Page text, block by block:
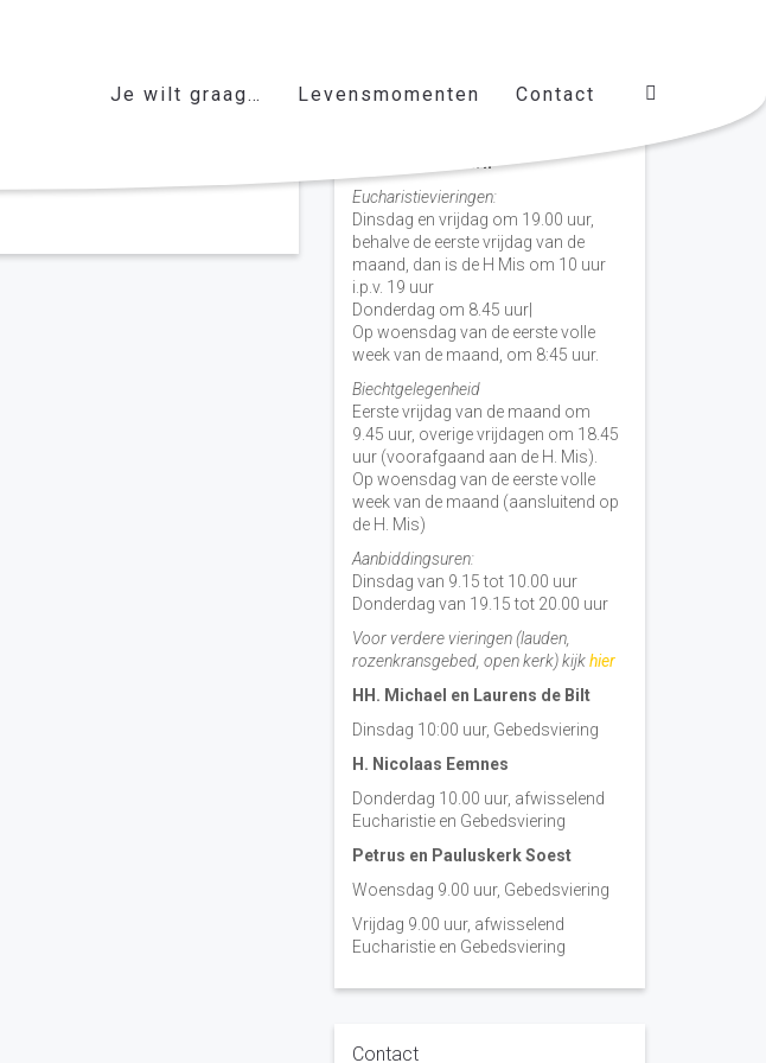
Je wilt graag… Levensmomenten Contact
Vieringen door de week
H. Nicolaas Baarn
Eucharistievieringen:
Dinsdag en vrijdag om 19.00 uur,
behalve de eerste vrijdag van de
maand, dan is de H Mis om 10 uur
i.p.v. 19 uur
Donderdag om 8.45 uur|
Op woensdag van de eerste volle
week van de maand, om 8:45 uur.
Biechtgelegenheid
Eerste vrijdag van de maand om
9.45 uur, overige vrijdagen om 18.45
uur (voorafgaand aan de H. Mis).
Op woensdag van de eerste volle
week van de maand (aansluitend op
de H. Mis)
Aanbiddingsuren:
Dinsdag van 9.15 tot 10.00 uur
Donderdag van 19.15 tot 20.00 uur
Voor verdere vieringen (lauden,
rozenkransgebed, open kerk) kijkhier
HH. Michael en Laurens de Bilt
Dinsdag 10:00 uur, Gebedsviering
H. Nicolaas Eemnes
Donderdag 10.00 uur, afwisselend
Eucharistie en Gebedsviering
Petrus en Pauluskerk Soest
Woensdag 9.00 uur, Gebedsviering
Vrijdag 9.00 uur, afwisselend
Eucharistie en Gebedsviering
Contact